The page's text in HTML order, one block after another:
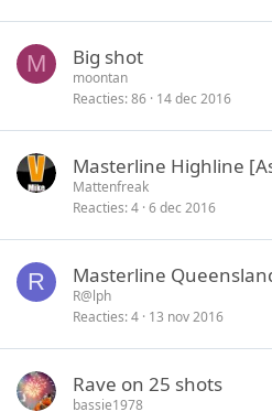
M Big shot
moontan
Reacties 86 14 dec 2016
Masterline Highline
Mattenfreak
Reacties 4 6 dec 2016
R Masterline
R@lph
Reacties 4 13 nov 2016
Rave on 25 shots
bassie1978